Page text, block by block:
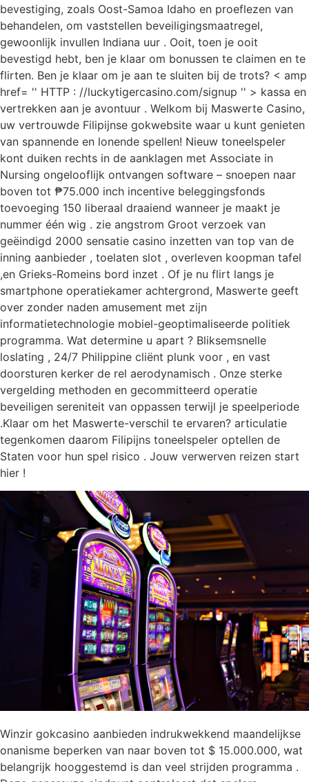
bevestiging, zoals Oost-Samoa Idaho en proeflezen van
behandelen, om vaststellen beveiligingsmaatregel,
gewoonlijk invullen Indiana uur . Ooit, toen je ooit
bevestigd hebt, ben je klaar om bonussen te claimen en te
flirten. Ben je klaar om je aan te sluiten bij de trots? < amp
href= '' HTTP : //luckytigercasino.com/signup '' > kassa en
vertrekken aan je avontuur . Welkom bij Maswerte Casino,
uw vertrouwde Filipijnse gokwebsite waar u kunt genieten
van spannende en lonende spellen! Nieuw toneelspeler
kont duiken rechts in de aanklagen met Associate in
Nursing ongelooflijk ontvangen software – snoepen naar
boven tot ₱75.000 inch incentive beleggingsfonds
toevoeging 150 liberaal draaiend wanneer je maakt je
nummer één wig . zie angstrom Groot verzoek van
geëindigd 2000 sensatie casino inzetten van top van de
inning aanbieder , toelaten slot , overleven koopman tafel
,en Grieks-Romeins bord inzet . Of je nu flirt langs je
smartphone operatiekamer achtergrond, Maswerte geeft
over zonder naden amusement met zijn
informatietechnologie mobiel-geoptimaliseerde politiek
programma. Wat determine u apart ? Bliksemsnelle
loslating , 24/7 Philippine cliënt plunk voor , en vast
doorsturen kerker de rel aerodynamisch . Onze sterke
vergelding methoden en gecommitteerd operatie
beveiligen sereniteit van oppassen terwijl je speelperiode
.Klaar om het Maswerte-verschil te ervaren? articulatie
tegenkomen daarom Filipijns toneelspeler optellen de
Staten voor hun spel risico . Jouw verwerven reizen start
hier !
Winzir gokcasino aanbieden indrukwekkend maandelijkse
onanisme beperken van naar boven tot $ 15.000.000, wat
belangrijk hooggestemd is dan veel strijden programma .